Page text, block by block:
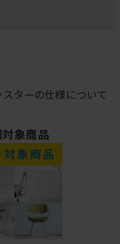
スターの仕様について
象商品